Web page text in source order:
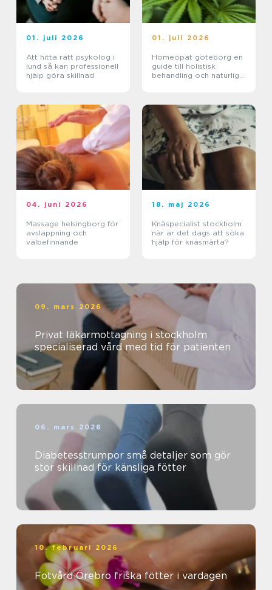
01. juli 2026
Att hitta rätt psykolog i
lund så kan professionell
hjälp göra skillnad
01. juli 2026
Homeopat göteborg en
guide till holistisk
behandling och naturlig
04. juni 2026
Massage helsingborg för
avslappning och
välbefinnande
18. maj 2026
Knäspecialist stockholm
när är det dags att söka
hjälp för knäsmärta?
09. mars 2026
Privat läkarmottagning i stockholm
specialiserad vård med tid för patienten
06. mars 2026
Diabetesstrumpor små detaljer som gör
stor skillnad för känsliga fötter
10. februari 2026
Fotvård Örebro friska fötter i vardagen